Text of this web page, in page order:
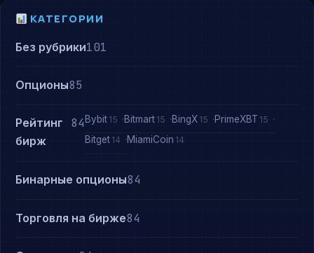
КАТЕГОРИИ
Без рубрики101
Опционы85
Рейтинг
бирж
84 Bybit 15 Bitmart 15 BingX 15 PrimeXBT 15
Bitget 14 MiamiCoin 14
Бинарные опционы84
Торговля на бирже84